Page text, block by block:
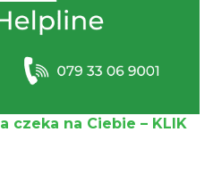
czeka na Ciebie – KLIK